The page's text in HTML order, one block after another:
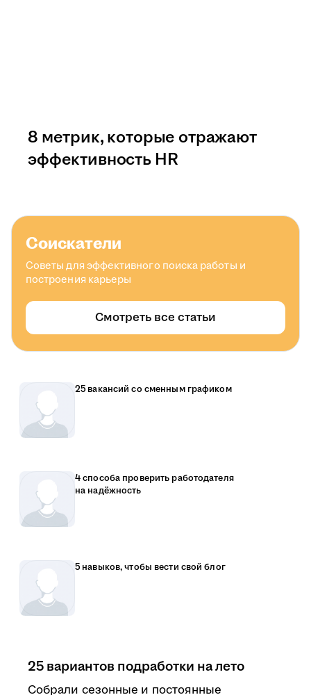
8 метрик, которые отражают
эффективность HR
Соискатели
Советы для эффективного поиска работы и
построения карьеры
Смотреть все статьи
25 вакансий со сменным графиком
4 способа проверить работодателя
на надёжность
5 навыков, чтобы вести свой блог
25 вариантов подработки на лето
Собрали сезонные и постоянные